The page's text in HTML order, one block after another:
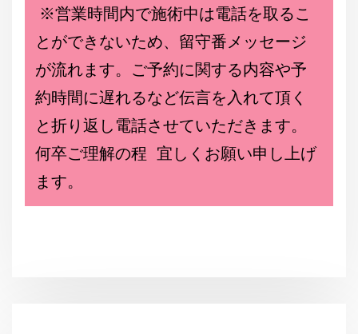
※営業時間内で施術中は電話を取るこ
とができないため、留守番メッセージ
が流れます。ご予約に関する内容や予
約時間に遅れるなど伝言を入れて頂く
と折り返し電話させていただきます。
何卒ご理解の程 宜しくお願い申し上げ
ます。